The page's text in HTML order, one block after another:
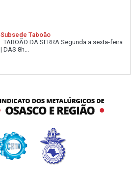
Subsede Taboão
TABOÃO DA SERRA Segunda a sexta-feira
| DAS 8h...